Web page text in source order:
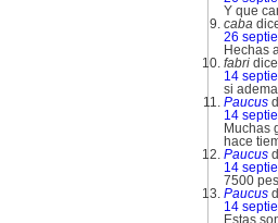
Y que
caba
26
Hechas
fabri
14
si
Paucus
14
Muchas
hace
Paucus
14
7500
Paucus
14
Estas